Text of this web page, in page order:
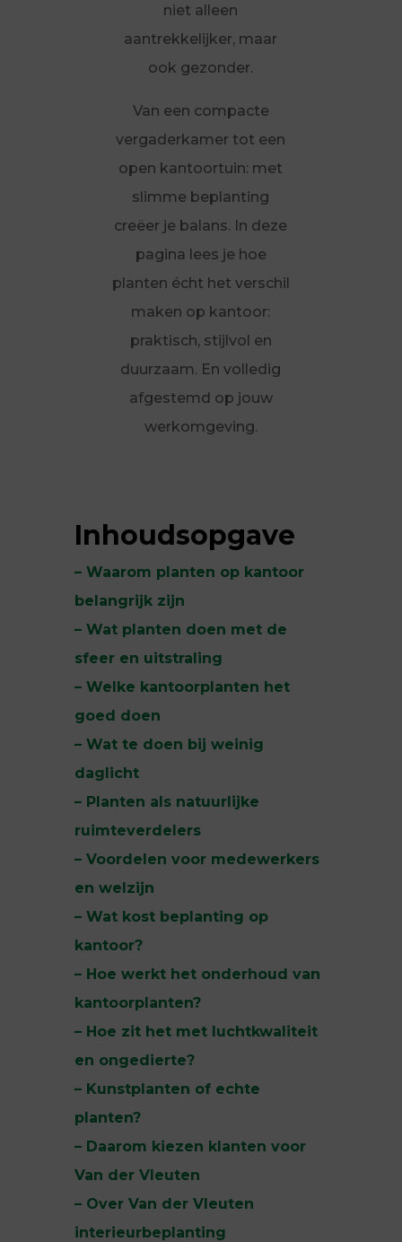
niet alleen
aantrekkelijker, maar
ook gezonder.
Van een compacte
vergaderkamer tot een
open kantoortuin: met
slimme beplanting
creëer je balans. In deze
pagina lees je hoe
planten écht het verschil
maken op kantoor:
praktisch, stijlvol en
duurzaam. En volledig
afgestemd op jouw
werkomgeving.
Inhoudsopgave
– Waarom planten op kantoor
belangrijk zijn
– Wat planten doen met de
sfeer en uitstraling
– Welke kantoorplanten het
goed doen
– Wat te doen bij weinig
daglicht
– Planten als natuurlijke
ruimteverdelers
– Voordelen voor medewerkers
en welzijn
– Wat kost beplanting op
kantoor?
– Hoe werkt het onderhoud van
kantoorplanten?
– Hoe zit het met luchtkwaliteit
en ongedierte?
– Kunstplanten of echte
planten?
– Daarom kiezen klanten voor
Van der Vleuten
– Over Van der Vleuten
interieurbeplanting